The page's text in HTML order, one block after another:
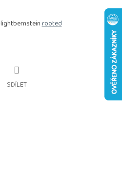
lightbernsteinrooted
SDÍLET